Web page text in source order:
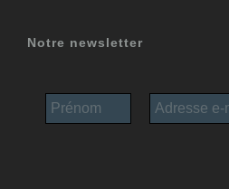
Notre newsletter